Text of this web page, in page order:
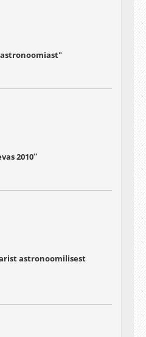
2010″
astronoomilisest